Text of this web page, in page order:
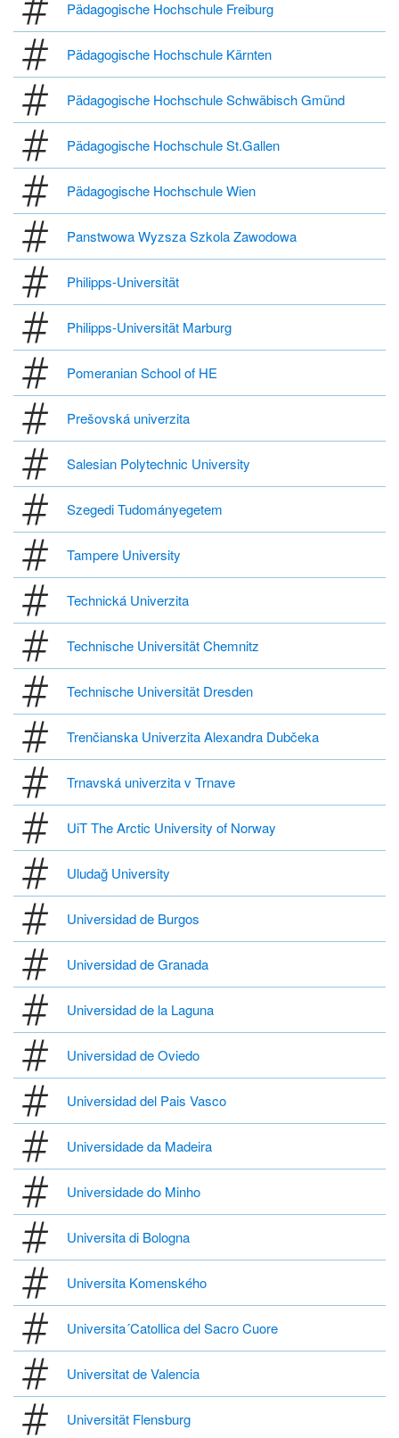
Pädagogische Hochschule Freiburg
Pädagogische Hochschule Kärnten
Pädagogische Hochschule Schwäbisch Gmünd
Pädagogische Hochschule St.Gallen
Pädagogische Hochschule Wien
Panstwowa Wyzsza Szkola Zawodowa
Philipps-Universität
Philipps-Universität Marburg
Pomeranian School of HE
Prešovská univerzita
Salesian Polytechnic University
Szegedi Tudományegetem
Tampere University
Technická Univerzita
Technische Universität Chemnitz
Technische Universität Dresden
Trenčianska Univerzita Alexandra Dubčeka
Trnavská univerzita v Trnave
UiT The Arctic University of Norway
Uludağ University
Universidad de Burgos
Universidad de Granada
Universidad de la Laguna
Universidad de Oviedo
Universidad del Pais Vasco
Universidade da Madeira
Universidade do Minho
Universita di Bologna
Universita Komenského
Universita´Catollica del Sacro Cuore
Universitat de Valencia
Universität Flensburg